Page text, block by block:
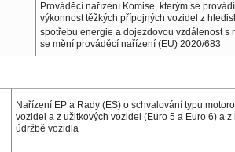
Prováděcí nařízení Komise, kterým se
výkonnost těžkých přípojných vozidel z
spotřebu energie a dojezdovou vzdálenost s
se mění prováděcí nařízení (EU) 2020/683
Nařízení EP a Rady (ES) o schvalování typu
vozidel a z užitkových vozidel (Euro 5 a Euro 6) a
údržbě vozidla